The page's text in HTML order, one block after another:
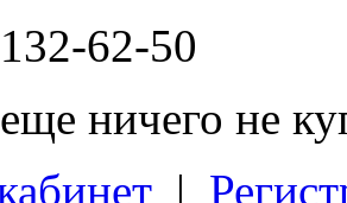
62-50
ничего не
|